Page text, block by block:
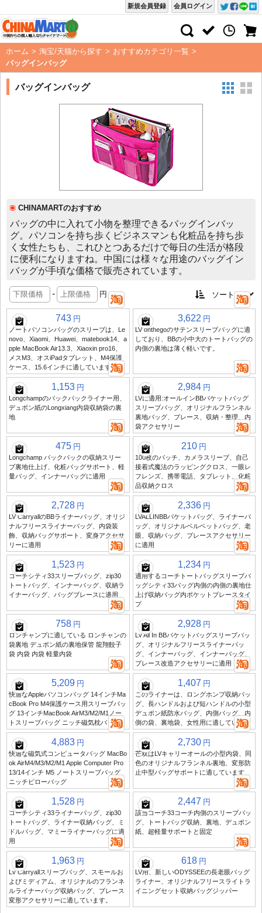
会員ログイン
新規会員登録
ホーム > 淘宝/天猫から探す > おすすめカテゴリ一覧 >
バッグインバッグ
バッグインバッグ
CHINAMARTのおすすめ
バッグの中に入れて小物を整理できるバッグインバッ
グ。パソコンを持ち歩くビジネスマンも化粧品を持ち歩
く女性たちも、これひとつあるだけで毎日の生活が格段
に便利になりますね。中国には様々な用途のバッグイン
バッグが手頃な価格で販売されています。
- 円
743 円
ノートパソコンバッグのスリーブは、Le
novo、Xiaomi、Huawei、matebook14、a
pple MacBook Air13.3、Xiaoxin pro16、
メスM3、オスiPadタブレット、M4保護
ケース、15.6インチに適しています
3,622 円
LV onthegoのサテンスリーブバッグに適
しており、BBの小中大のトートバッグの
内側の裏地は薄く軽いです。
1,153 円
Longchampのバックパックライナー用、
デュポン紙のLongxiang内袋収納袋の裏
地
2,984 円
LVに適用:オールインBBバケットバッグ
スリーブバッグ、オリジナルフランネル
裏地バッグ、ブレース、収納・整理、内
袋アクセサリー
475 円
Longchamp バックパックの収納スリー
ブ裏地仕上げ、化粧バッグサポート、軽
量バッグ、インナーバッグに適用
210 円
100枚のパッチ、カメラスリーブ、自己
接着式魔法のラッピングクロス、一眼レ
フレンズ、携帯電話、タブレット、化粧
品収納クロス
2,728 円
LV CarryallのBBライナーバッグ、オリジ
ナルフリースライナーバッグ、内袋装
飾、収納バッグサポート、変身アクセサ
リーに適用
2,336 円
LVALLINBBバケットバッグ、ライナーバ
ッグ、オリジナルベルベットバッグ、老
眼、収納バッグ、ブレースアクセサリー
に適用
1,523 円
コーチシティ33スリーブバッグ、zip30
トートバッグ、インナーバッグ、収納ラ
イナーバッグ、バッグブレースに適用
1,234 円
適用するコーチトートバッグスリーブバ
ッグシティ33バッグ内側の内側の裏地仕
上げ収納バッグ内ポケットブレースタイ
プ
758 円
ロンチャンプに適している ロンチャンの
袋裏地 デュポン紙の裏地保管 龍翔餃子
袋 内袋 内袋 軽量内袋
2,928 円
Lv All In BBバケットバッグスリーブバッ
グ、オリジナルフリースライナーバッ
グ、インナーバッグ、インナーバッグ、
ブレース改造アクセサリーに適用
5,209 円
快適なAppleパソコンバッグ 14インチMa
cBook Pro M4保護ケース用スリーブバッ
グ 13インチMacBook AirM3/M2/M1ノー
トスリーブバッグ ニッチ磁気枕バッグ
1,407 円
このライナーは、ロングホンプ収納バッ
グ、長ハンドルおよび短ハンドルの小型
デュポン紙防水バッグ、内側バッグ、内
側の袋、裏地袋、女性用に適しています
4,883 円
快適な磁気式コンピュータバッグ MacBo
ok AirM4/M3/M2/M1 Apple Computer Pro
13/14インチ M5 ノートスリーブバッグ
ニッチピローバッグ
2,730 円
芒双はLVキャリーオールの小型内袋、同
色のオリジナルフランネル裏地、変形防
止中型バッグサポートに適しています
1,528 円
コーチシティ33ライナーバッグ、zip30
トートバッグ、ライナー収納バッグ、ミ
ドルバッグ、マミーライナーバッグに適
用
2,447 円
該当コーチ33コーチ内側のスリーブバッ
グ、トートバッグ収納、裏地、デュポン
紙、超軽量サポートと固定
1,963 円
Lv Carryallスリーブバッグ、スモールお
よびミディアム、オリジナルのフランネ
ルライナーバッグ収納バッグ、ブレース
変形アクセサリーに適しています。
618 円
LV用、新しいODYSSEEの長老眼バッグ
ライナー、オリジナルフリースライトラ
イニングセット収納バッグジッパー